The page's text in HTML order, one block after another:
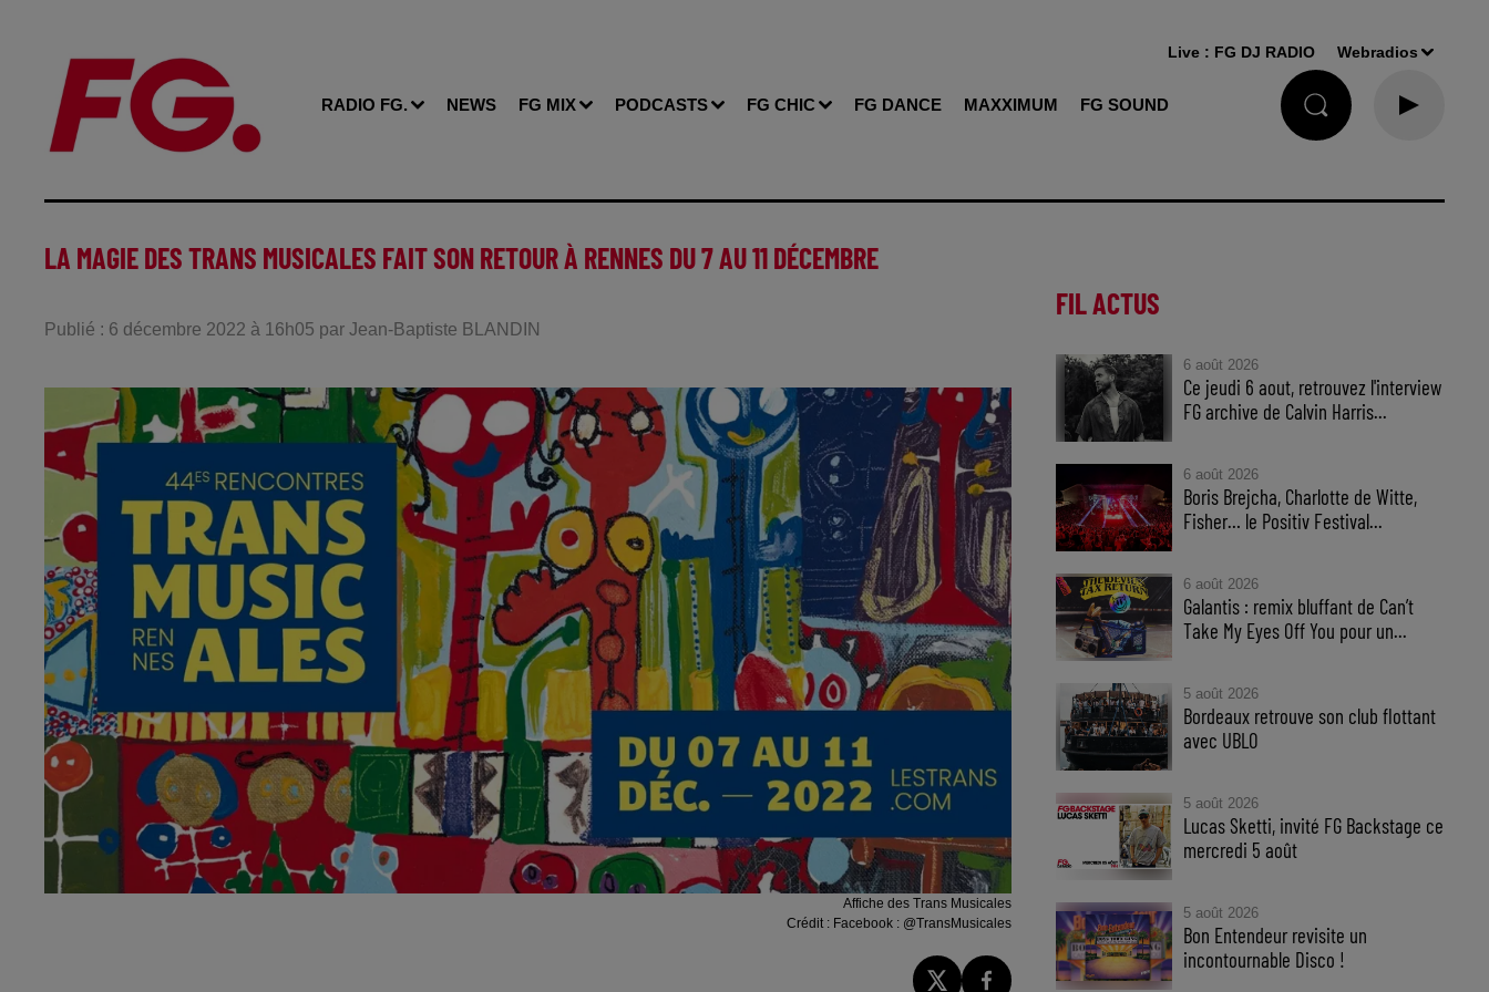
RADIO FG. NEWS FG MIX PODCASTS FG CHIC FG DANCE MAXXIMUM FG SOUND
Live : FG DJ RADIO Webradios
LA MAGIE DES TRANS MUSICALES FAIT SON RETOUR À RENNES DU 7 AU 11 DÉCEMBRE
Publié : 6 décembre 2022 à 16h05 par Jean-Baptiste BLANDIN
Affiche des Trans Musicales
Crédit : Facebook : @TransMusicales
FIL ACTUS
6 août 2026
Ce jeudi 6 aout, retrouvez l'interview
FG archive de Calvin Harris...
6 août 2026
Boris Brejcha, Charlotte de Witte,
Fisher… le Positiv Festival...
6 août 2026
Galantis : remix bluffant de Can’t
Take My Eyes Off You pour un...
5 août 2026
Bordeaux retrouve son club flottant
avec UBLO
5 août 2026
Lucas Sketti, invité FG Backstage ce
mercredi 5 août
5 août 2026
Bon Entendeur revisite un
incontournable Disco !